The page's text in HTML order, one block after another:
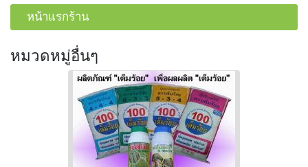
หน้าแรกร้าน
หมวดหมู่อื่นๆ